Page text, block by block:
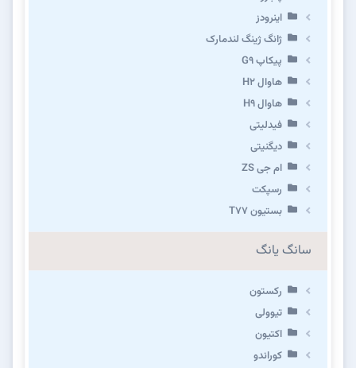
اینرودز
ژانگ ژینگ لندمارک
پیکاپ G۹
هاوال H۲
هاوال H۹
فیدلیتی
دیگنیتی
ام جی ZS
رسپکت
بستیون T۷۷
سانگ یانگ
رکستون
تیوولی
اکتیون
کوراندو